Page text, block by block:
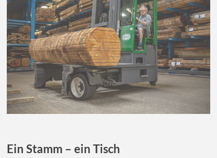
Ein Stamm – ein Tisch